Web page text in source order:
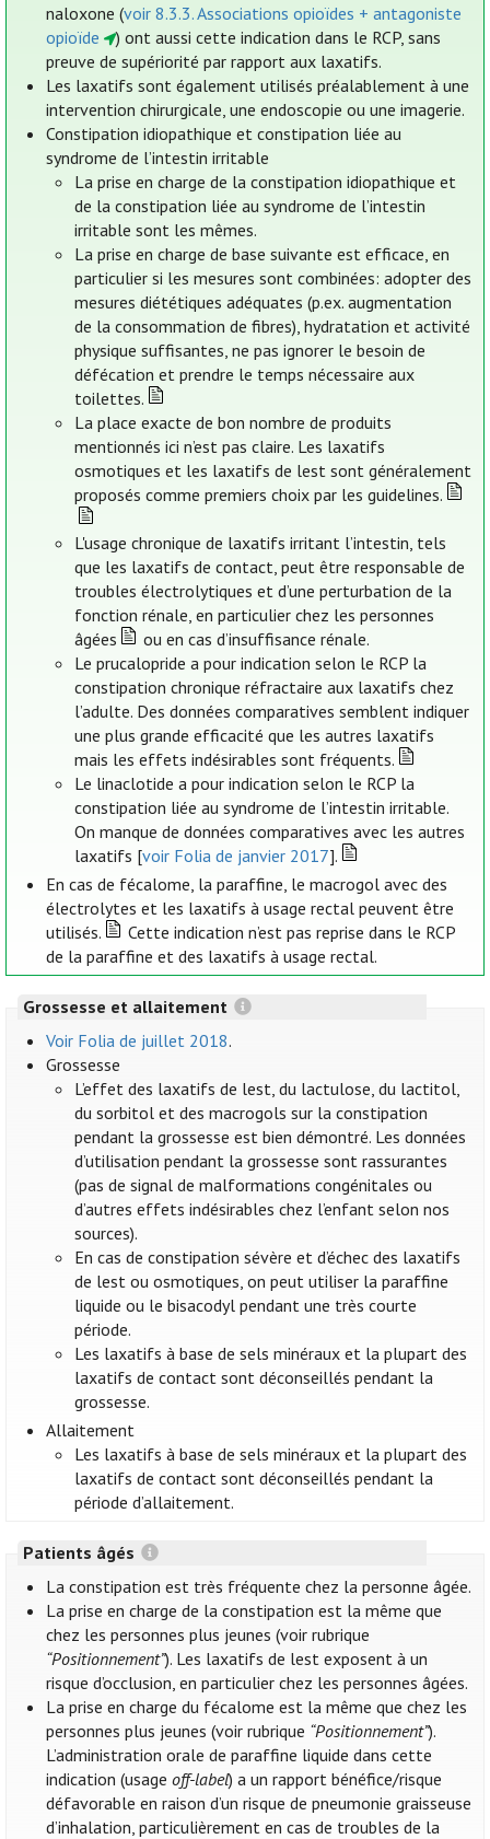
naloxone (voir 8.3.3. Associations opioïdes + antagoniste
opioïde
) ont aussi cette indication dans le RCP, sans
preuve de supériorité par rapport aux laxatifs.
Les laxatifs sont également utilisés préalablement à une
intervention chirurgicale, une endoscopie ou une imagerie.
Constipation idiopathique et constipation liée au
syndrome de l’intestin irritable
La prise en charge de la constipation idiopathique et
de la constipation liée au syndrome de l’intestin
irritable sont les mêmes.
La prise en charge de base suivante est efficace, en
particulier si les mesures sont combinées: adopter des
mesures diététiques adéquates (p.ex. augmentation
de la consommation de fibres), hydratation et activité
physique suffisantes, ne pas ignorer le besoin de
défécation et prendre le temps nécessaire aux
toilettes.
La place exacte de bon nombre de produits
mentionnés ici n’est pas claire. Les laxatifs
osmotiques et les laxatifs de lest sont généralement
proposés comme premiers choix par les guidelines.
L'usage chronique de laxatifs irritant l’intestin, tels
que les laxatifs de contact, peut être responsable de
troubles électrolytiques et d’une perturbation de la
fonction rénale, en particulier chez les personnes
âgées
ou en cas d’insuffisance rénale.
Le prucalopride a pour indication selon le RCP la
constipation chronique réfractaire aux laxatifs chez
l’adulte. Des données comparatives semblent indiquer
une plus grande efficacité que les autres laxatifs
mais les effets indésirables sont fréquents.
Le linaclotide a pour indication selon le RCP la
constipation liée au syndrome de l’intestin irritable.
On manque de données comparatives avec les autres
laxatifs [voir Folia de janvier 2017].
En cas de fécalome, la paraffine, le macrogol avec des
électrolytes et les laxatifs à usage rectal peuvent être
utilisés.
Cette indication n’est pas reprise dans le RCP
de la paraffine et des laxatifs à usage rectal.
Grossesse et allaitement
Voir Folia de juillet 2018.
Grossesse
L’effet des laxatifs de lest, du lactulose, du lactitol,
du sorbitol et des macrogols sur la constipation
pendant la grossesse est bien démontré. Les données
d’utilisation pendant la grossesse sont rassurantes
(pas de signal de malformations congénitales ou
d’autres effets indésirables chez l’enfant selon nos
sources).
En cas de constipation sévère et d’échec des laxatifs
de lest ou osmotiques, on peut utiliser la paraffine
liquide ou le bisacodyl pendant une très courte
période.
Les laxatifs à base de sels minéraux et la plupart des
laxatifs de contact sont déconseillés pendant la
grossesse.
Allaitement
Les laxatifs à base de sels minéraux et la plupart des
laxatifs de contact sont déconseillés pendant la
période d’allaitement.
Patients âgés
La constipation est très fréquente chez la personne âgée.
La prise en charge de la constipation est la même que
chez les personnes plus jeunes (voir rubrique
“Positionnement”). Les laxatifs de lest exposent à un
risque d’occlusion, en particulier chez les personnes âgées.
La prise en charge du fécalome est la même que chez les
personnes plus jeunes (voir rubrique “Positionnement”).
L’administration orale de paraffine liquide dans cette
indication (usageoff-label) a un rapport bénéfice/risque
défavorable en raison d’un risque de pneumonie graisseuse
d’inhalation, particulièrement en cas de troubles de la